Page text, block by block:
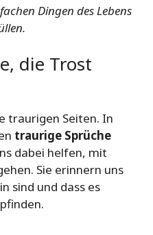
Dingen des Lebens
die Trost
traurigen Seiten. In
traurige Sprüche
dabei helfen, mit
Sie erinnern uns
sind und dass es